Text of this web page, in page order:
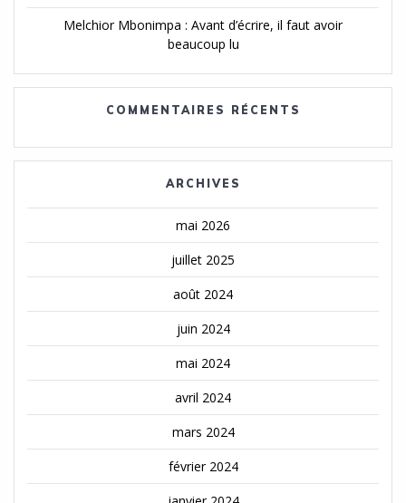
Melchior Mbonimpa : Avant d’écrire, il faut avoir
beaucoup lu
COMMENTAIRES RÉCENTS
ARCHIVES
mai 2026
juillet 2025
août 2024
juin 2024
mai 2024
avril 2024
mars 2024
février 2024